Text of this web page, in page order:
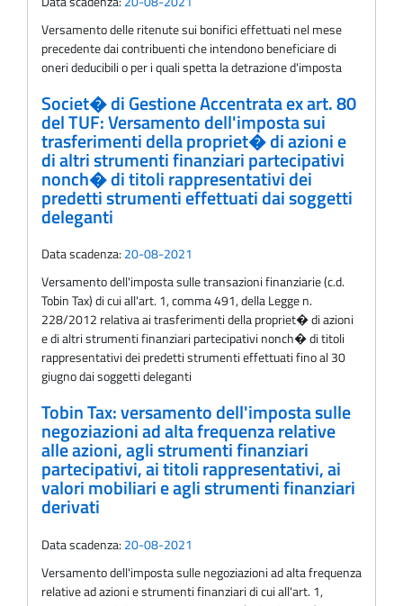
Versamento delle ritenute sui bonifici effettuati nel mese
precedente dai contribuenti che intendono beneficiare di
oneri deducibili o per i quali spetta la detrazione d'imposta
Societ� di Gestione Accentrata ex art. 80
del TUF: Versamento dell'imposta sui
trasferimenti della propriet� di azioni e
di altri strumenti finanziari partecipativi
nonch� di titoli rappresentativi dei
predetti strumenti effettuati dai soggetti
deleganti
Data scadenza: 20-08-2021
Versamento dell'imposta sulle transazioni finanziarie (c.d.
Tobin Tax) di cui all'art. 1, comma 491, della Legge n.
228/2012 relativa ai trasferimenti della propriet� di azioni
e di altri strumenti finanziari partecipativi nonch� di titoli
rappresentativi dei predetti strumenti effettuati fino al 30
giugno dai soggetti deleganti
Tobin Tax: versamento dell'imposta sulle
negoziazioni ad alta frequenza relative
alle azioni, agli strumenti finanziari
partecipativi, ai titoli rappresentativi, ai
valori mobiliari e agli strumenti finanziari
derivati
Data scadenza: 20-08-2021
Versamento dell'imposta sulle negoziazioni ad alta frequenza
relative ad azioni e strumenti finanziari di cui all'art. 1,